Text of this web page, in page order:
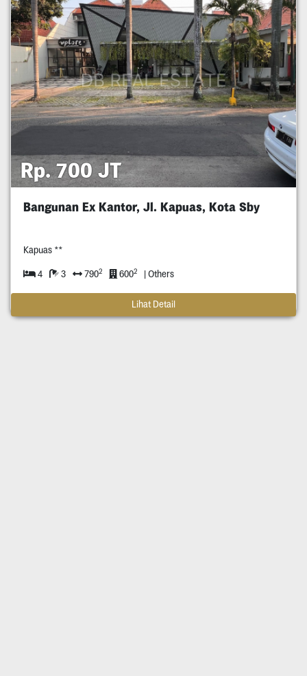
Rp. 700 JT
Bangunan Ex Kantor, Jl. Kapuas, Kota Sby
Kapuas **
4 3 7902 6002 | Others
Lihat Detail